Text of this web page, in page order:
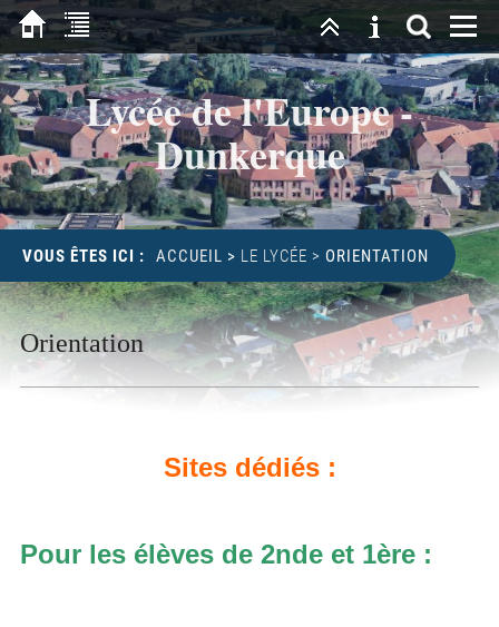
Lycée de l'Europe -
Dunkerque
VOUS ÊTES ICI : ACCUEIL > LE LYCÉE > ORIENTATION
Orientation
Sites dédiés :
Pour les élèves de 2nde et 1ère :